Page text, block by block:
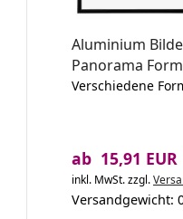
Aluminium
Panorama
Verschiedene
ab 15,91 EUR
inkl. MwSt.zzgl.
Versandgewicht: